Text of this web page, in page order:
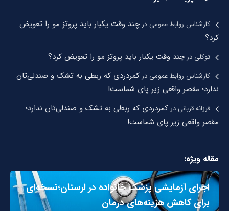
کارشناس روابط عمومیدرچند وقت یکبار باید پروتز مو را تعویض
کرد؟
توکلیدرچند وقت یکبار باید پروتز مو را تعویض کرد؟
کارشناس روابط عمومیدر کمردردی که ربطی به تشک و صندلی‌تان
ندارد؛ مقصر واقعی زیر پای شماست!
فرزانه قربانیدر کمردردی که ربطی به تشک و صندلی‌تان ندارد؛
مقصر واقعی زیر پای شماست!
مقاله ویژه:
اجرای آزمایشی پزشک خانواده در لرستان؛نسخه‌ای
برای کاهش هزینه‌های درمان